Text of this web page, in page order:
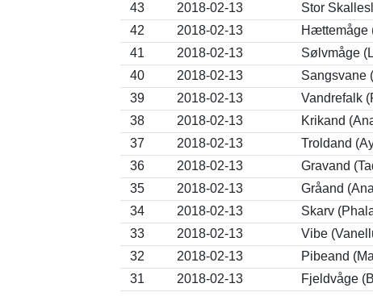
43
2018-02-13 Stor
42
2018-02-13 Hættemåge
41
2018-02-13 Sølvmåge
40
2018-02-13 Sangsvane
39
2018-02-13 Vandrefalk
38
2018-02-13 Krikand
37
2018-02-13 Troldand
36
2018-02-13 Gravand
35
2018-02-13 Gråand
34
2018-02-13 Skarv
33
2018-02-13 Vibe
32
2018-02-13 Pibeand
31
2018-02-13 Fjeldvåge